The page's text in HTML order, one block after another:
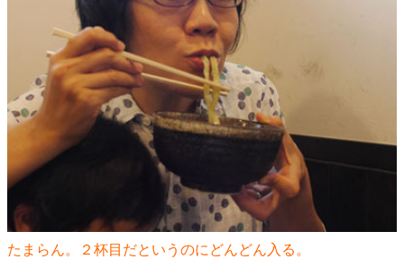
たまらん。２杯目だというのにどんどん入る。